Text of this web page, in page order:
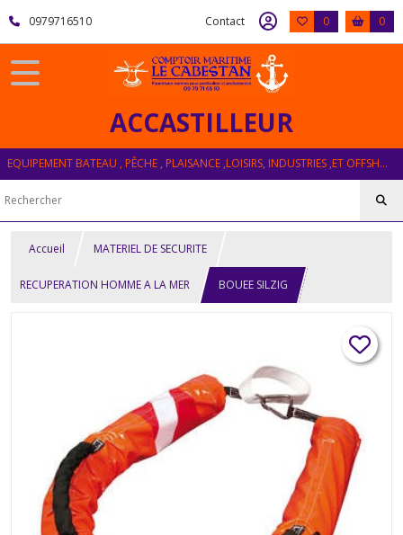
0979716510 Contact 0 0
ACCASTILLEUR
EQUIPEMENT BATEAU , PÊCHE , PLAISANCE ,LOISIRS, INDUSTRIES ,ET OFFSHORE
Accueil MATERIEL DE SECURITE
RECUPERATION HOMME A LA MER BOUEE SILZIG